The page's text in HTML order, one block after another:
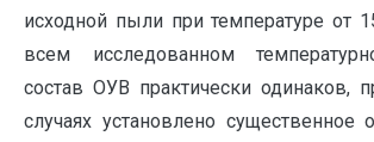
исходной пыли при температуре от
всем исследованном
состав ОУВ практически одинаков,
случаях установлено существенное